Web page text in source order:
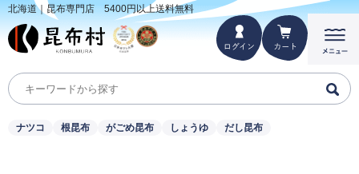
北海道｜昆布専門店 5400円以上送料無料
ナツコ 根昆布 がごめ昆布 しょうゆ だし昆布